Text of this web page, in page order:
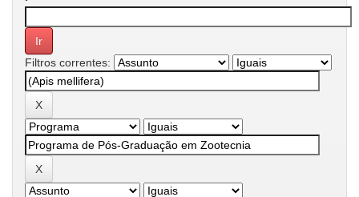
Filtros correntes: